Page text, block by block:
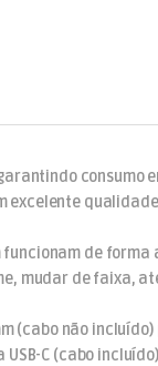
consumo
excelente
de forma
mudar de faixa,
(cabo não incluído)
C (cabo